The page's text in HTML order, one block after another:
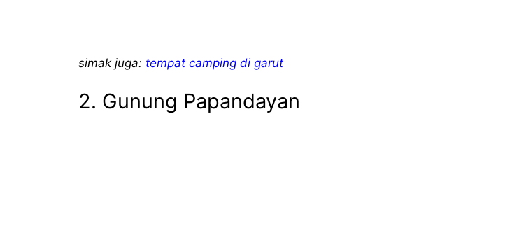
simak juga: tempat camping di garut
2. Gunung Papandayan